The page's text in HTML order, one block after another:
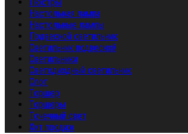
Люстры
Настольная лампа
Настольные лампы
Подвесной светильник
Светильник подвесной
Светильники
Светодиодный светильник
Спот
Торшер
Торшеры
Точечный свет
Хит продаж